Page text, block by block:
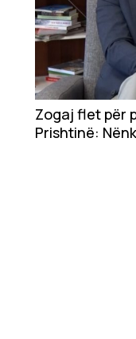
Zogaj flet për
Prishtinë: